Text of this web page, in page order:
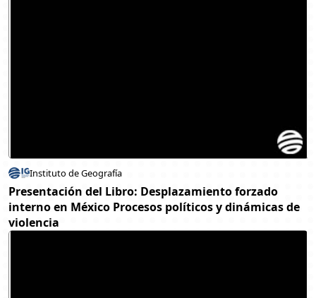
Instituto de Geografía
Presentación del Libro: Desplazamiento forzado
interno en México Procesos políticos y dinámicas de
violencia